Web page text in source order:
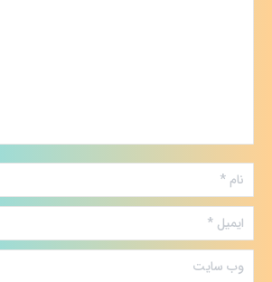
نام *
ایمیل *
وب سایت